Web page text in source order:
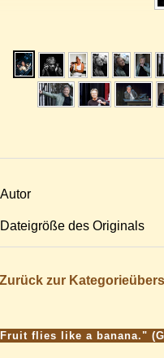
Autor
Dateigröße des Originals
Zurück zur
flies like a banana."